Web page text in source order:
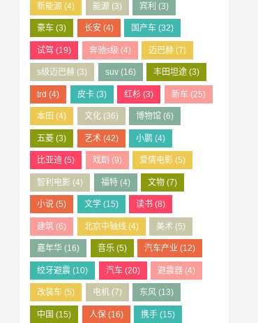
新能源 (4) 能源(3) 宾利 (3)
豪车 (3) 长安(4) 国产车 (32)
试驾 (19) 奔驰s级 (4) 迈巴赫 (7)
s级迈巴赫 (3) suv(16) 丰田坦途 (3)
trd (4) 皮卡(3) 红杉 (3) 新车(25)
本田 (4) 文化(36) 博物馆 (6)
五菱 (3) 艺术(42) 小鹏 (4)
比亚迪 (5) 戏剧 (9) 爱情电影 (5)
智利电影 (4) 福特(4) 文物 (7)
小说 (5) 文学(15) 读书 (8)
建筑 (6) 北京中轴线(4) 美术 (5)
嘉年华 (16) 音乐(5) 汽车产业 (12)
绞牙避震 (10) 汽车(20) 避震器 (4)
改装车 (5) 电机(7) 东风 (13)
中国 (15) 人保(16) 携手 (15)